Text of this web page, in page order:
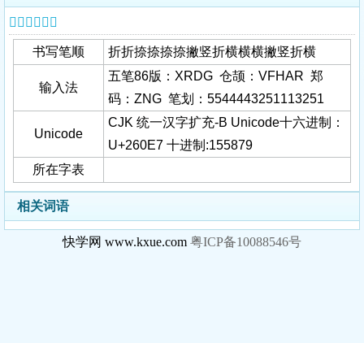
𦃧字基本信息
书写笔顺 折折捺捺捺捺撇竖折横横横撇竖折横
输入法
五笔86版：XRDG 仓颉：VFHAR 郑
码：ZNG 笔划：5544443251113251
Unicode
CJK 统一汉字扩充-B Unicode十六进制：
U+260E7 十进制:155879
所在字表
相关词语
快学网 www.kxue.com 粤ICP备10088546号